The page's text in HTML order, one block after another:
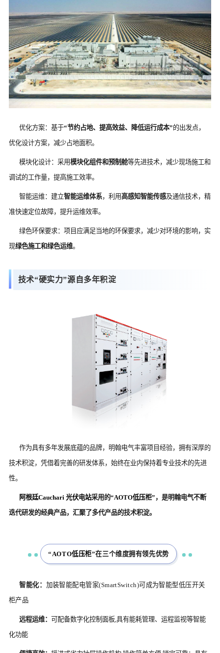
优化方案：基于“节约占地、提高效益、降低运行成本”的出发点，
优化设计方案，减少占地面积。
模块化设计：采用模块化组件和预制舱等先进技术，减少现场施工和
调试的工作量，提高施工效率。
智能运维：建立智能运维体系，利用 高感知智能传感及通信技术，精
准快速定位故障，提升运维效率。
绿色环保要求：项目应满足当地的环保要求，减少对环境的影响，实
现绿色施工和绿色运维。
技术“硬实力”源自多年积淀
作为具有多年发展底蕴的品牌，明翰电气丰富项目经验，拥有深厚的
技术积淀，凭借着完善的研发体系，始终在业内保持着专业技术的先进
性。
阿根廷Cauchari 光伏电站采用的“AOTO低压柜”，是明翰电气不断
迭代研发的经典产品，汇聚了多代产品的技术积淀。
“AOTO低压柜”在三个维度拥有领先优势
智能化： 加装智能配电管家(SmartSwitch)可成为智能型低压开关
柜产品
远程运维： 可配备数字化控制面板,具有能耗管理、运程监视等智能
化功能